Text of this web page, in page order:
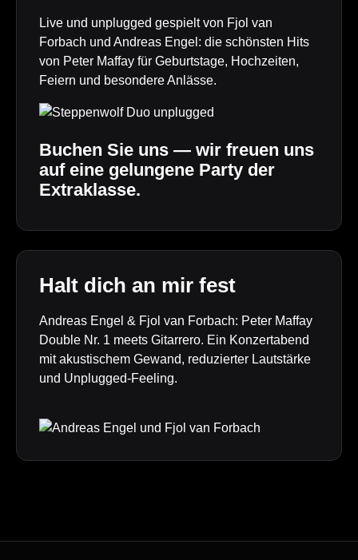
Live und unplugged gespielt von Fjol van
Forbach und Andreas Engel: die schönsten Hits
von Peter Maffay für Geburtstage, Hochzeiten,
Feiern und besondere Anlässe.
Buchen Sie uns — wir freuen uns
auf eine gelungene Party der
Extraklasse.
Halt dich an mir fest
Andreas Engel & Fjol van Forbach: Peter Maffay
Double Nr. 1 meets Gitarrero. Ein Konzertabend
mit akustischem Gewand, reduzierter Lautstärke
und Unplugged-Feeling.